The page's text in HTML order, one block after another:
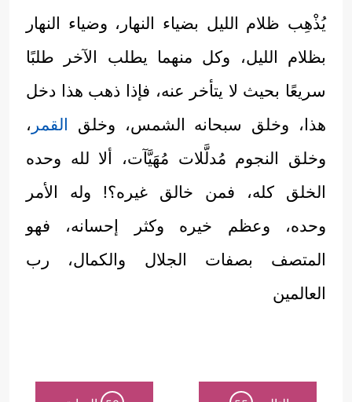
يُذْهِب ظلام الليل بضياء النهار، وضياء النهار
بظلام الليل، وكل منهما يطلب الآخر طلبًا
سريعًا بحيث لا يتأخر عنه، فإذا ذهب هذا دخل
هذا، وخلق سبحانه الشمس، وخلق القمر ،
وخلق النجوم مُدلَّلات مُهَيَّآت، ألا لله وحده
الخلق كله، فمن خالق غيره؟! وله الأمر
وحده، وعظم خيره وكثر إحسانه، فهو
المتصف بصفات الجلال والكمال، رب
العالمين